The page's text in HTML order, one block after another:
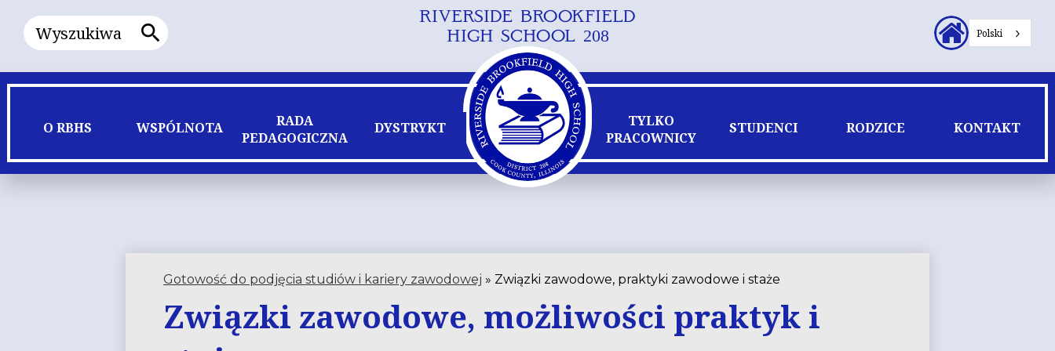
Przejdź
do
głównej
treści
RIVERSIDE BROOKFIELD
HIGH SCHOOL 208
O RBHS WSPÓLNOTA
RADA
PEDAGOGICZNA
DYSTRYKT
TYLKO
PRACOWNICY
STUDENCI RODZICE KONTAKT
Wyszukiwanie
Nagłówek
Linki
Polski
Gotowość do podjęcia studiów i kariery zawodowej » Związki zawodowe, praktyki zawodowe i staże
Związki zawodowe, możliwości praktyk i